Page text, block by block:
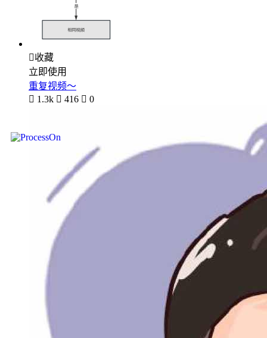
收藏
立即使用
重复视频～
 1.3k  416  0